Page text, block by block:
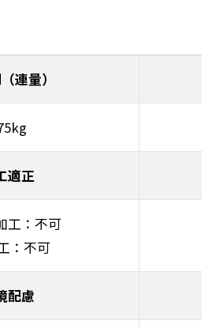
連量）
適正
工：不可
：不可
配慮